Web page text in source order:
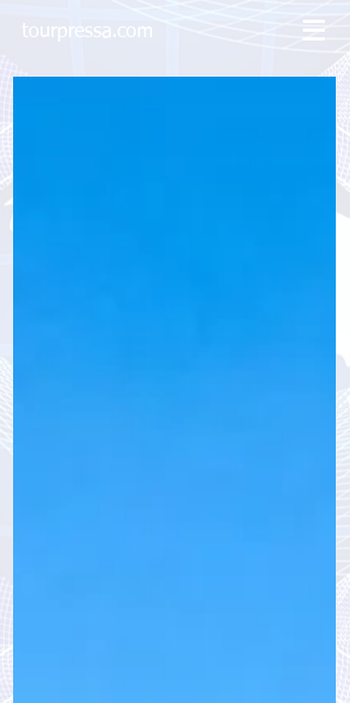
tourpressa.com